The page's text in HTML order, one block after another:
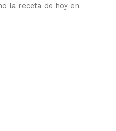
la receta de hoy en